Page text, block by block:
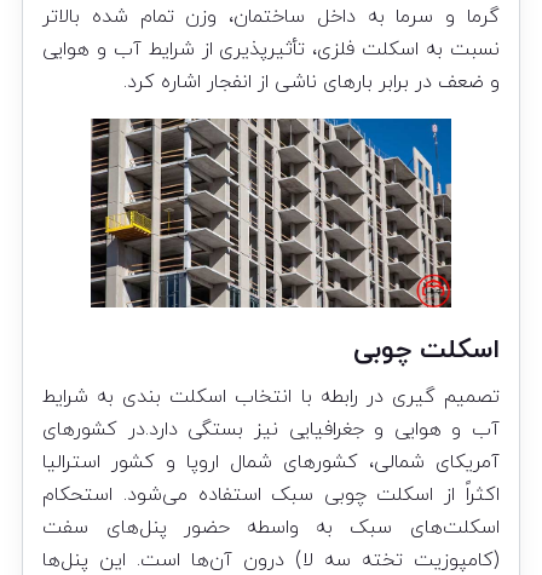
گرما و سرما به داخل ساختمان، وزن تمام شده بالاتر
نسبت به اسکلت فلزی، تأثیرپذیری از شرایط آب و هوایی
و ضعف در برابر بارهای ناشی از انفجار اشاره کرد.
اسکلت چوبی
تصمیم گیری در رابطه با انتخاب اسکلت بندی به شرایط
آب و هوایی و جغرافیایی نیز بستگی دارد.در کشورهای
آمریکای شمالی، کشورهای شمال اروپا و کشور استرالیا
اکثراً از اسکلت چوبی سبک استفاده می‌شود. استحکام
اسکلت‌های سبک به واسطه حضور پنل‌های سفت
(کامپوزیت تخته سه لا) درون آن‌ها است. این پنل‌ها